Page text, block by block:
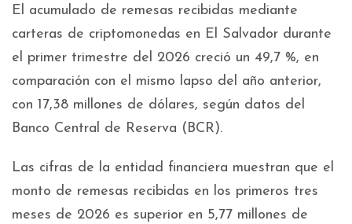
El acumulado de remesas recibidas mediante
carteras de criptomonedas en El Salvador durante
el primer trimestre del 2026 creció un 49,7 %, en
comparación con el mismo lapso del año anterior,
con 17,38 millones de dólares, según datos del
Banco Central de Reserva (BCR).
Las cifras de la entidad financiera muestran que el
monto de remesas recibidas en los primeros tres
meses de 2026 es superior en 5,77 millones de